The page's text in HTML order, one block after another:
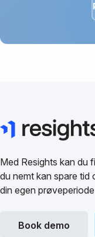
Med Resights kan du
du nemt kan spare
din egen
Book demo